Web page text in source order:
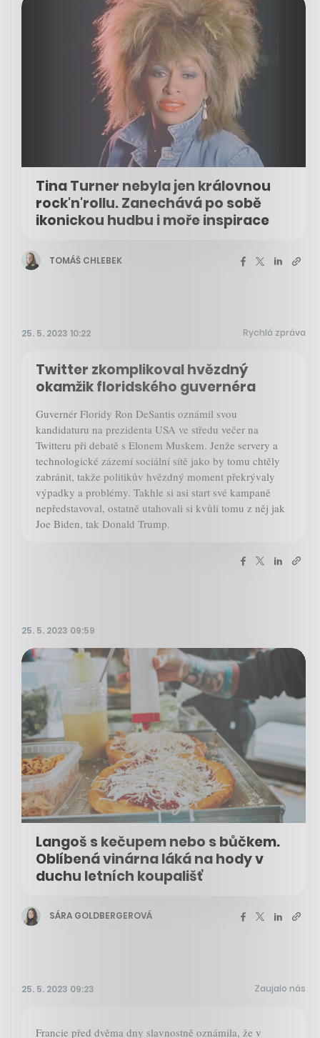
Tina Turner nebyla jen královnou
rock'n'rollu. Zanechává po sobě
ikonickou hudbu i moře inspirace
TOMÁŠ CHLEBEK
25. 5. 2023 10:22 Rychlá zpráva
Twitter zkomplikoval hvězdný
okamžik floridského guvernéra
Guvernér Floridy Ron DeSantis oznámil svou
kandidaturu na prezidenta USA ve středu večer na
Twitteru při debatě s Elonem Muskem. Jenže servery a
technologické zázemí sociální sítě jako by tomu chtěly
zabránit, takže politikův hvězdný moment překrývaly
výpadky a problémy. Takhle si asi start své kampaně
nepředstavoval, ostatně utahovali si kvůli tomu z něj jak
Joe Biden, tak Donald Trump.
25. 5. 2023 09:59
Langoš s kečupem nebo s bůčkem.
Oblíbená vinárna láká na hody v
duchu letních koupališť
SÁRA GOLDBERGEROVÁ
25. 5. 2023 09:23 Zaujalo nás
Francie před dvěma dny slavnostně oznámila, že v